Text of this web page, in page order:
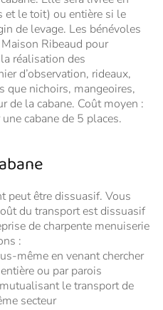
et le toit) ou entière si le
de levage. Les bénévoles
Ribeaud pour
réalisation des
d’observation, rideaux,
que nichoirs, mangeoires,
de la cabane. Coût moyen :
cabane de 5 places.
peut être dissuasif. Vous
du transport est dissuasif
de charpente menuiserie
:
même en venant chercher
ou par parois
le transport de
secteur